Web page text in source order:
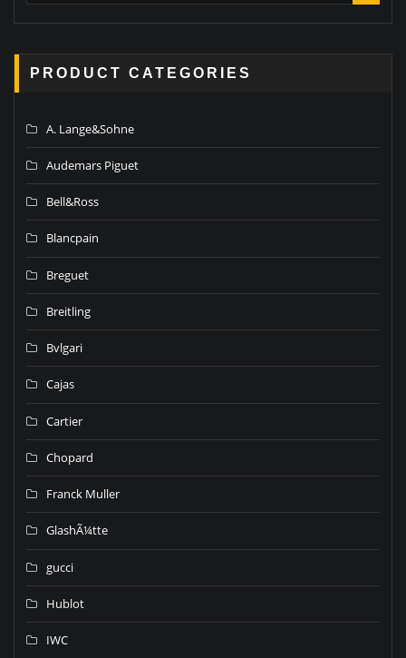
PRODUCT CATEGORIES
A. Lange&Sohne
Audemars Piguet
Bell&Ross
Blancpain
Breguet
Breitling
Bvlgari
Cajas
Cartier
Chopard
Franck Muller
GlashÃ¼tte
gucci
Hublot
IWC